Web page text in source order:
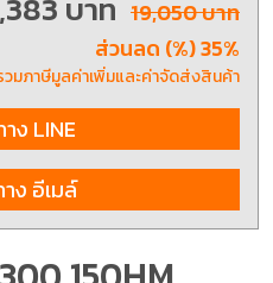
19,050 บาท
ส่วนลด (%) 35%
วมภาษีมูลค่าเพิ่มและค่าจัดส่งสินค้า
ง LINE
ง อีเมล์